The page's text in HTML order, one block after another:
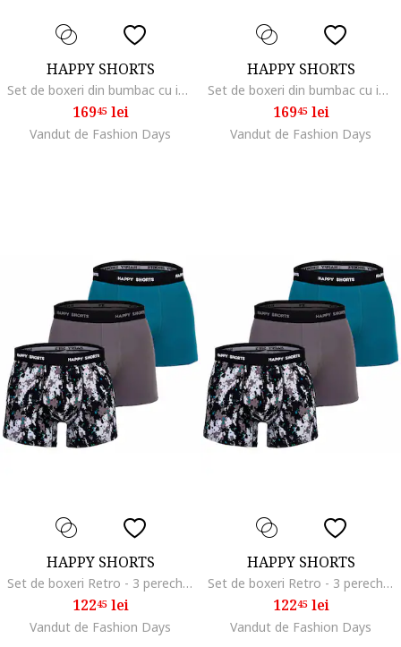
HAPPY SHORTS
Set de boxeri din bumbac cu imprimeu - 3 perechi, Alb/Galben/Albastru
16945lei
Vandut de Fashion Days
HAPPY SHORTS
Set de boxeri din bumbac cu imprimeu - 3 perechi, Galben/Portocaliu/Albastru
16945lei
Vandut de Fashion Days
HAPPY SHORTS
Set de boxeri Retro - 3 perechi, Albastru petrol/Gri inchis
12245lei
Vandut de Fashion Days
HAPPY SHORTS
Set de boxeri Retro - 3 perechi, Albastru
12245lei
Vandut de Fashion Days